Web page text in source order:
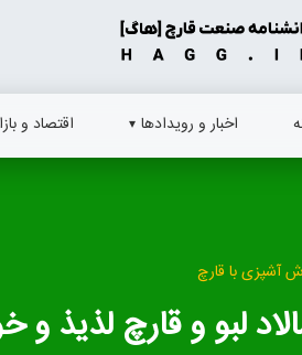
اخبار و رویدادها اقتصاد و
آشپزی با قارچ
لبو و قارچ لذیذ